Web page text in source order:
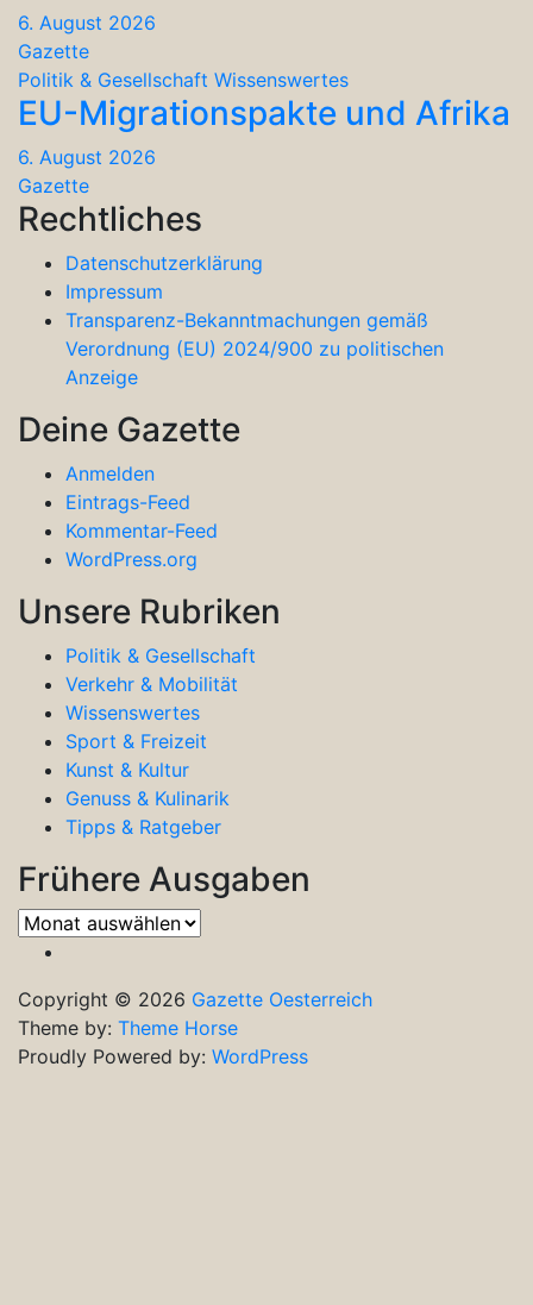
6. August 2026
Gazette
Politik & Gesellschaft Wissenswertes
EU-Migrationspakte und Afrika
6. August 2026
Gazette
Rechtliches
Datenschutzerklärung
Impressum
Transparenz-Bekanntmachungen gemäß
Verordnung (EU) 2024/900 zu politischen
Anzeige
Deine Gazette
Anmelden
Eintrags-Feed
Kommentar-Feed
WordPress.org
Unsere Rubriken
Politik & Gesellschaft
Verkehr & Mobilität
Wissenswertes
Sport & Freizeit
Kunst & Kultur
Genuss & Kulinarik
Tipps & Ratgeber
Frühere Ausgaben
Frühere
Ausgaben
Copyright © 2026 Gazette Oesterreich
Theme by: Theme Horse
Proudly Powered by: WordPress